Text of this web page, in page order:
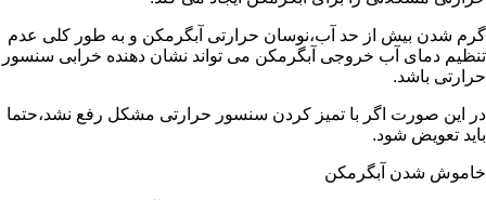
گرم شدن بیش از حد آب،نوسان حرارتی آبگرمکن و به طور کلی عدم
تنظیم دمای آب خروجی آبگرمکن می تواند نشان دهنده خرابی سنسور
حرارتی باشد.
در این صورت اگر با تمیز کردن سنسور حرارتی مشکل رفع نشد،حتما
باید تعویض شود.
خاموش شدن آبگرمکن